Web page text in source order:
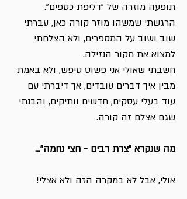
תופעה מוזרה של "דליפת כספים".
הרגשתי שמשהו מוזר קורה כאן, עברתי
שוב ושוב על המספרים, ולא הצלחתי
למצוא את מקור הנזילה.
חשבתי שאולי אני פשוט טיפש, ולא באמת
מבין איך דברים עובדים, אך דיברתי עם
עוד בעלי עסקים, חדשים וותיקים, והבנתי
שגם אצלם זה קורה.
מה שנקרא "צרת רבים - חצי נחמה"...
אולי, אבל לא במקרה הזה ולא אצלי!